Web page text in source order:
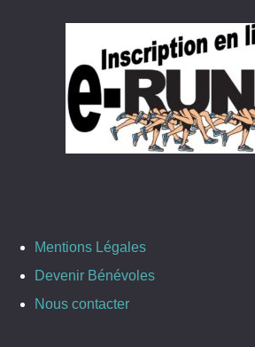
Mentions Légales
Devenir Bénévoles
Nous contacter